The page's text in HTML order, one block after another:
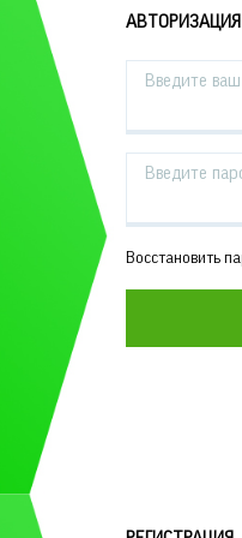
АВТОРИЗАЦИЯ
Введите
Введите
Восстановить